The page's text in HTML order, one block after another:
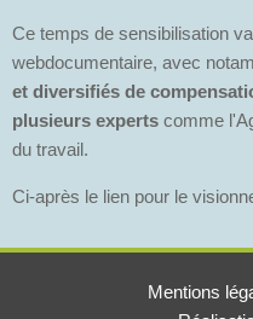
Ce temps de sensibilisation
webdocumentaire, avec
et diversifiés de
plusieurs experts comme
du travail.
Ci-après le lien pour le
Mentions